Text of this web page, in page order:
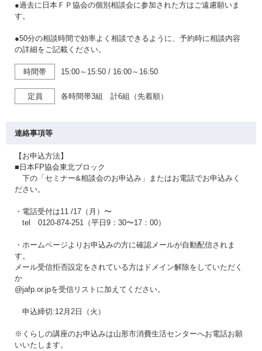
●過去に日本ＦＰ協会の個別相談会に参加された方はご遠慮願いま
す。
●50分の相談時間で効率よく相談できるように、予約時に相談内容
の詳細をご記載ください。
時間帯 15:00～15:50 / 16:00～16:50
定員 各時間帯3組 計6組（先着順）
連絡事項等
【お申込方法】
■日本FP協会東北ブロック
下の「セミナー&相談会のお申込み」またはお電話でお申込みく
ださい。
・電話受付は11 /17（月）〜
tel 0120-874-251（平日9：30〜17：00）
・ホームページよりお申込みの方に確認メールが自動配信されま
す。
メール受信拒否設定をされている方はドメイン解除をしていただく
か
@jafp.or.jpを受信リストに加えてください。
申込締切:12月2日（火）
※くらしの講座のお申込みは山形市消費生活センターへお電話お願
いいたします。